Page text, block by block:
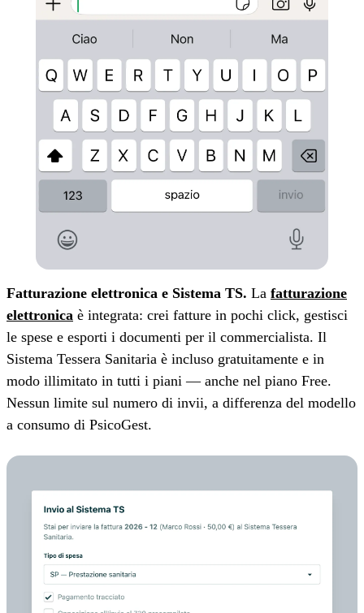
Fatturazione elettronica e Sistema TS. La fatturazione
elettronica è integrata: crei fatture in pochi click, gestisci
le spese e esporti i documenti per il commercialista. Il
Sistema Tessera Sanitaria è incluso gratuitamente e in
modo illimitato in tutti i piani — anche nel piano Free.
Nessun limite sul numero di invii, a differenza del modello
a consumo di PsicoGest.